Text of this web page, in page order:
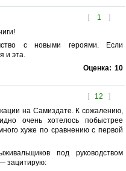
[ 1 ]
с новыми героями. Если
и эта.
Оценка: 10
[ 12 ]
на Самиздате. К сожалению,
очень хотелось побыстрее
хуже по сравнению с первой
под руководством
зацитирую: